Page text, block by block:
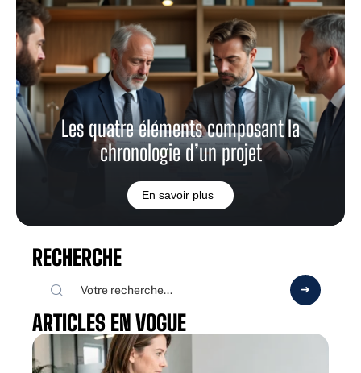
Les quatre éléments composant la
chronologie d’un projet
En savoir plus
RECHERCHE
ARTICLES EN VOGUE